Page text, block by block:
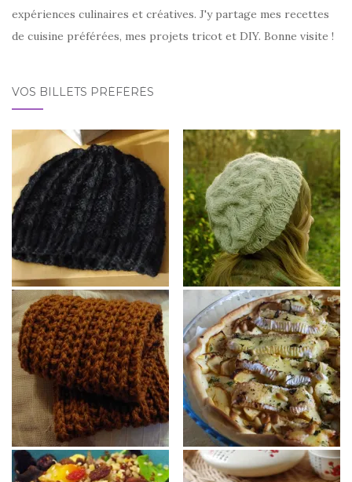
expériences culinaires et créatives. J'y partage mes recettes
de cuisine préférées, mes projets tricot et DIY. Bonne visite !
VOS BILLETS PRÉFÉRÉS